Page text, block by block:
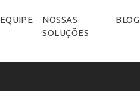
EQUIPE
NOSSAS
SOLUÇÕES
BLOG